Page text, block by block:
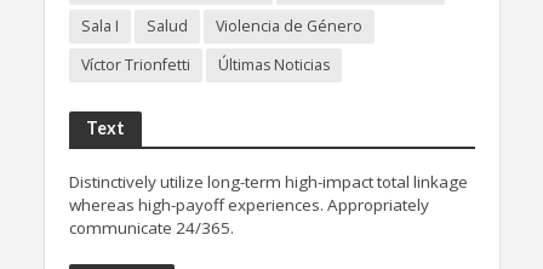
Sala I
Salud
Violencia de Género
Víctor Trionfetti
Últimas Noticias
Text
Distinctively utilize long-term high-impact total linkage
whereas high-payoff experiences. Appropriately
communicate 24/365.